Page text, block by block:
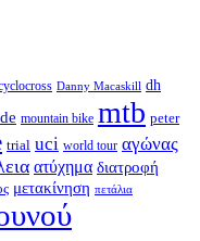
Danny Macaskill dh
mountain bike mtb peter
trial uci world tour αγώνας
ατύχημα διατροφή
μετακίνηση πετάλια